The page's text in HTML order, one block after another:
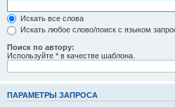
Искать все слова
Искать любое слово/поиск с языком
Поиск по автору:
Используйте * в качестве шаблона.
ПАРАМЕТРЫ ЗАПРОСА